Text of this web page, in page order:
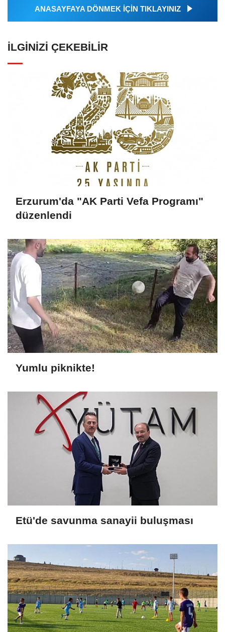
ANASAYFAYA DÖNMEK İÇİN TIKLAYINIZ
İLGINIZI ÇEKEBILIR
Erzurum'da "AK Parti Vefa Programı"
düzenlendi
Yumlu piknikte!
Etü'de savunma sanayii buluşması